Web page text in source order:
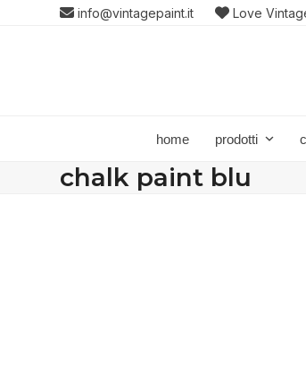
info@vintagepaint.it Love
home prodotti
chalk paint blu